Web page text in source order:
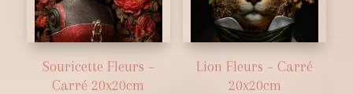
Souricette Fleurs –
Carré 20x20cm
Lion Fleurs – Carré
20x20cm